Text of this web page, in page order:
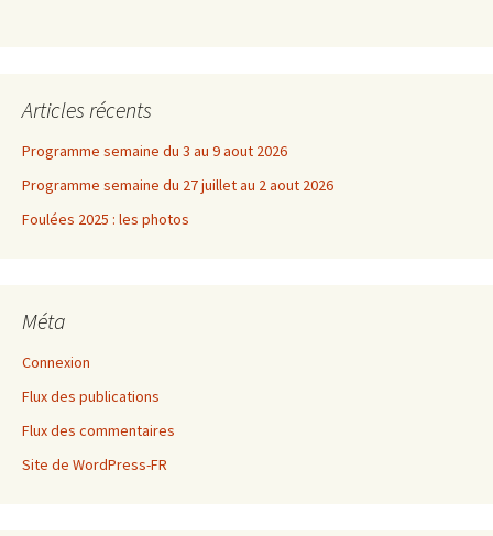
Articles récents
Programme semaine du 3 au 9 aout 2026
Programme semaine du 27 juillet au 2 aout 2026
Foulées 2025 : les photos
Méta
Connexion
Flux des publications
Flux des commentaires
Site de WordPress-FR